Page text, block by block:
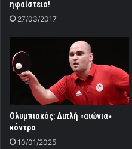
ηφαίστειο!
27/03/2017
Ολυμπιακός: Διπλή «αιώνια»
κόντρα
10/01/2025